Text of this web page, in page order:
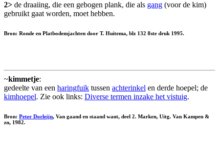
2> de draaiing, die een gebogen plank, die als gang (voor de kim)
gebruikt gaat worden, moet hebben.
Bron: Ronde en Platbodemjachten door T. Huitema, blz 132 8ste druk 1995.
~kimmetje:
gedeelte van een haringfuik tussen achterinkel en derde hoepel; de
kimhoepel. Zie ook links: Diverse termen inzake het vistuig.
Bron: Peter Dorleijn, Van gaand en staand want, deel 2. Marken, Uitg. Van Kampen &
zn, 1982.